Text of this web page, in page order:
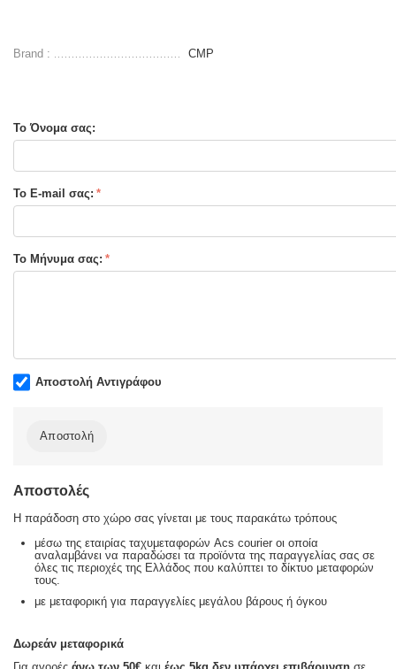
Brand : CMP
Το Όνομα σας:
Το E-mail σας:
Το Μήνυμα σας:
Αποστολή Αντιγράφου
Αποστολή
Αποστολές
Η παράδοση στο χώρο σας γίνεται με τους παρακάτω τρόπους
μέσω της εταιρίας ταχυμεταφορών Acs courier οι οποία
αναλαμβάνει να παραδώσει τα προϊόντα της παραγγελίας σας σε
όλες τις περιοχές της Ελλάδος που καλύπτει το δίκτυο μεταφορών
τους.
με μεταφορική για παραγγελίες μεγάλου βάρους ή όγκου
Δωρεάν μεταφορικά